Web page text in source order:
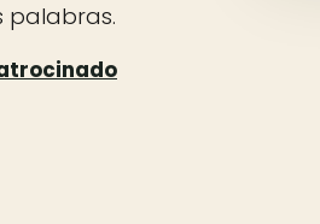
palabras.